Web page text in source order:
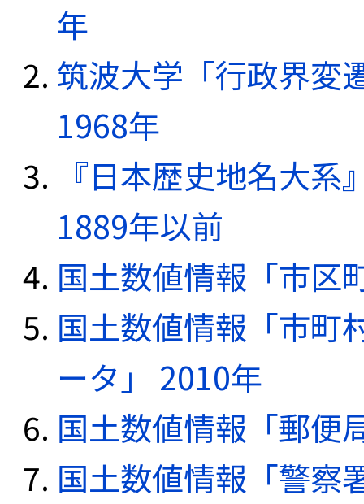
年
筑波大学「行政界変
1968年
『日本歴史地名大
1889年以前
国土数値情報「市区
国土数値情報「市町
ータ」 2010年
国土数値情報「郵便
国土数値情報「警察